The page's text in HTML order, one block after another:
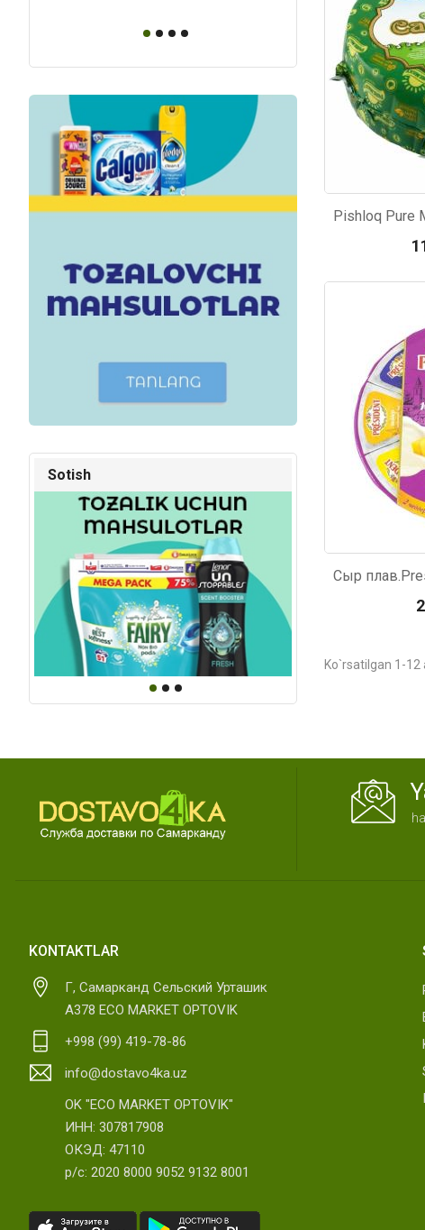
Sotish
Kod: 82
Ko`rsatilgan 1-
KONTAKTLAR
Г, Самарканд Сельский Урташик
А378 ECO MARKET OPTOVIK
+998 (99) 419-78-86
info@dostavo4ka.uz
OK "ECO MARKET OPTOVIK"
ИНН: 307817908
ОКЭД: 47110
р/с: 2020 8000 9052 9132 8001